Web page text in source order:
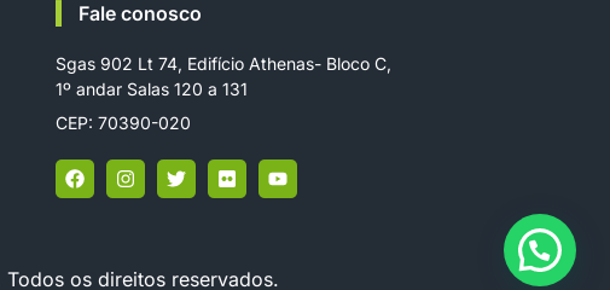
Fale conosco
Sgas 902 Lt 74, Edifício Athenas- Bloco C,
1º andar Salas 120 a 131
CEP: 70390-020
os direitos reservados.